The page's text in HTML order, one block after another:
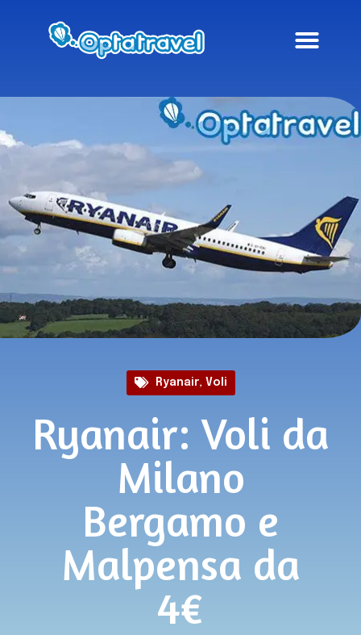
Ryanair, Voli
Ryanair: Voli da
Milano
Bergamo e
Malpensa da
4€